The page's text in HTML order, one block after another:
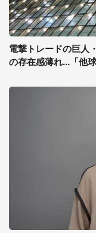
電撃トレードの巨人
の存在感薄れ...「他